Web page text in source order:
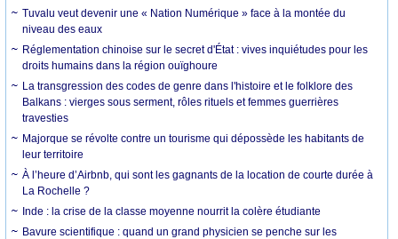
Tuvalu veut devenir une « Nation Numérique » face à la montée du
niveau des eaux
Réglementation chinoise sur le secret d'État : vives inquiétudes pour les
droits humains dans la région ouïghoure
La transgression des codes de genre dans l'histoire et le folklore des
Balkans : vierges sous serment, rôles rituels et femmes guerrières
travesties
Majorque se révolte contre un tourisme qui dépossède les habitants de
leur territoire
À l’heure d’Airbnb, qui sont les gagnants de la location de courte durée à
La Rochelle ?
Inde : la crise de la classe moyenne nourrit la colère étudiante
Bavure scientifique : quand un grand physicien se penche sur les